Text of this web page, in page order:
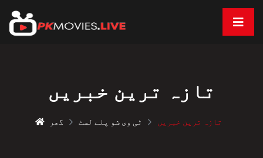
تازہ ترین خبریں
گھر ٹی وی شو پلے لسٹ تازہ ترین خبریں